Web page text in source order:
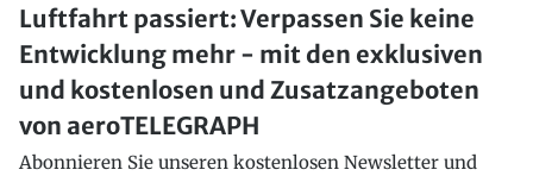
Luftfahrt passiert: Verpassen Sie keine
Entwicklung mehr - mit den exklusiven
und kostenlosen und Zusatzangeboten
von aeroTELEGRAPH
Abonnieren Sie unseren kostenlosen Newsletter und